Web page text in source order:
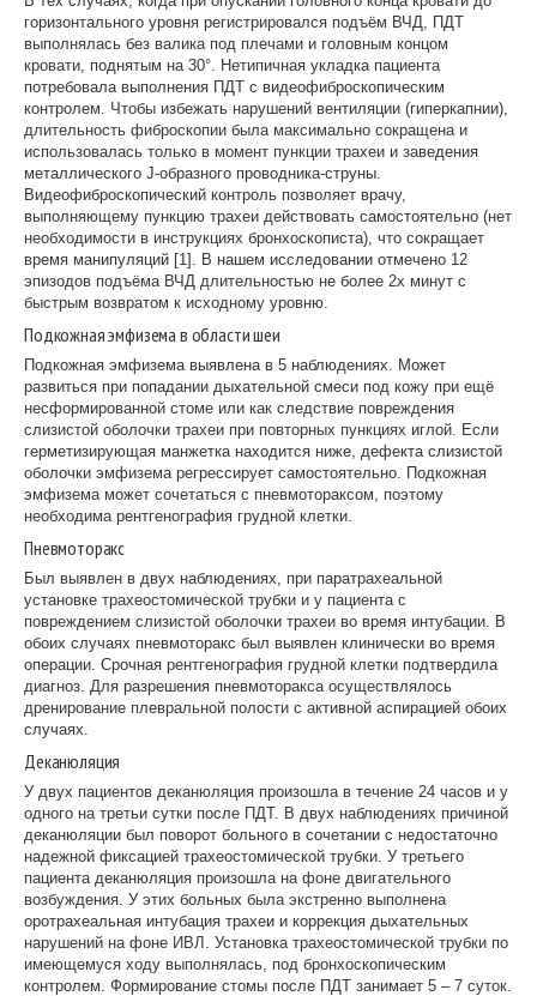
горизонтального уровня регистрировался подъём ВЧД, ПДТ
выполнялась без валика под плечами и головным концом
кровати, поднятым на 30°. Нетипичная укладка пациента
потребовала выполнения ПДТ с видеофиброскопическим
контролем. Чтобы избежать нарушений вентиляции (гиперкапнии),
длительность фиброскопии была максимально сокращена и
использовалась только в момент пункции трахеи и заведения
металлического J-образного проводника-струны.
Видеофиброскопический контроль позволяет врачу,
выполняющему пункцию трахеи действовать самостоятельно (нет
необходимости в инструкциях бронхоскописта), что сокращает
время манипуляций [1]. В нашем исследовании отмечено 12
эпизодов подъёма ВЧД длительностью не более 2х минут с
быстрым возвратом к исходному уровню.
Подкожная эмфизема в области шеи
Подкожная эмфизема выявлена в 5 наблюдениях. Может
развиться при попадании дыхательной смеси под кожу при ещё
несформированной стоме или как следствие повреждения
слизистой оболочки трахеи при повторных пункциях иглой. Если
герметизирующая манжетка находится ниже, дефекта слизистой
оболочки эмфизема регрессирует самостоятельно. Подкожная
эмфизема может сочетаться с пневмотораксом, поэтому
необходима рентгенография грудной клетки.
Пневмоторакс
Был выявлен в двух наблюдениях, при паратрахеальной
установке трахеостомической трубки и у пациента с
повреждением слизистой оболочки трахеи во время интубации. В
обоих случаях пневмоторакс был выявлен клинически во время
операции. Срочная рентгенография грудной клетки подтвердила
диагноз. Для разрешения пневмоторакса осуществлялось
дренирование плевральной полости с активной аспирацией обоих
случаях.
Деканюляция
У двух пациентов деканюляция произошла в течение 24 часов и у
одного на третьи сутки после ПДТ. В двух наблюдениях причиной
деканюляции был поворот больного в сочетании с недостаточно
надежной фиксацией трахеостомической трубки. У третьего
пациента деканюляция произошла на фоне двигательного
возбуждения. У этих больных была экстренно выполнена
оротрахеальная интубация трахеи и коррекция дыхательных
нарушений на фоне ИВЛ. Установка трахеостомической трубки по
имеющемуся ходу выполнялась, под бронхоскопическим
контролем. Формирование стомы после ПДТ занимает 5 – 7 суток.